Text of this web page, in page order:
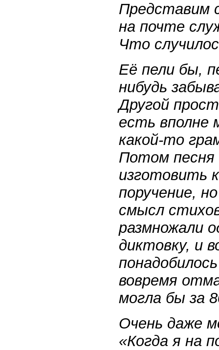
Представим
на почте
Что
Её пели бы,
нибудь
Другой
есть вполне
какой-то
Потом песня
изготовить
поручение,
смысл
размножали
диктовку, и
вовремя
могла бы за
Очень даже
«Когда я на